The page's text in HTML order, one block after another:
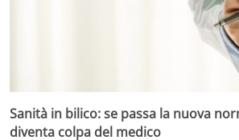
Sanità in bilico: se passa la nuova
diventa colpa del medico